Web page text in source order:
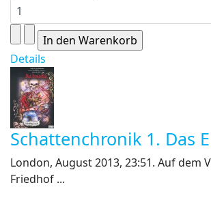
Details
Schattenchronik 1. Das
London, August 2013, 23:51. Auf dem
Friedhof ...